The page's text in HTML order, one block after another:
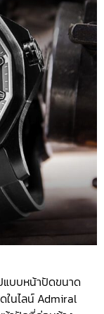
แบบหน้าปัดขนาด
ในไลน์ Admiral